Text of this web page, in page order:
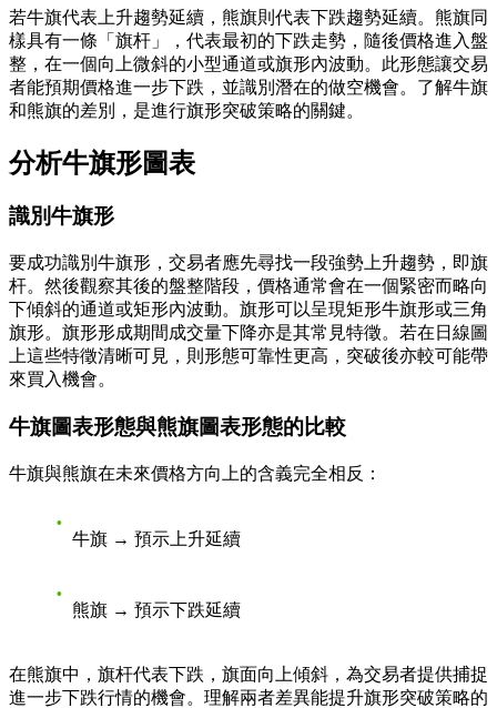
若牛旗代表上升趨勢延續，熊旗則代表下跌趨勢延續。熊旗同
樣具有一條「旗杆」，代表最初的下跌走勢，隨後價格進入盤
整，在一個向上微斜的小型通道或旗形內波動。此形態讓交易
者能預期價格進一步下跌，並識別潛在的做空機會。了解牛旗
和熊旗的差別，是進行旗形突破策略的關鍵。
分析牛旗形圖表
識別牛旗形
要成功識別牛旗形，交易者應先尋找一段強勢上升趨勢，即旗
杆。然後觀察其後的盤整階段，價格通常會在一個緊密而略向
下傾斜的通道或矩形內波動。旗形可以呈現矩形牛旗形或三角
旗形。旗形形成期間成交量下降亦是其常見特徵。若在日線圖
上這些特徵清晰可見，則形態可靠性更高，突破後亦較可能帶
來買入機會。
牛旗圖表形態與熊旗圖表形態的比較
牛旗與熊旗在未來價格方向上的含義完全相反：
牛旗 → 預示上升延續
熊旗 → 預示下跌延續
在熊旗中，旗杆代表下跌，旗面向上傾斜，為交易者提供捕捉
進一步下跌行情的機會。理解兩者差異能提升旗形突破策略的